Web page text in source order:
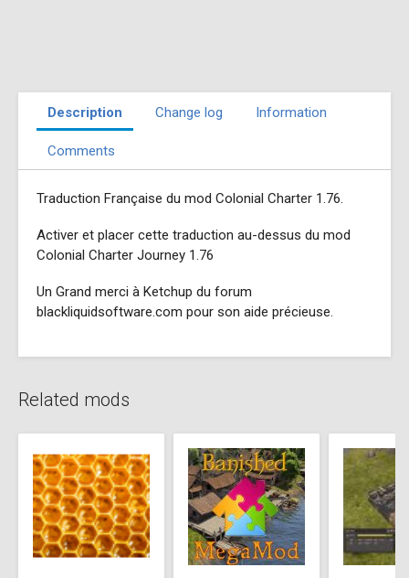
Description Change log Information
Comments
Traduction Française du mod Colonial Charter 1.76.
Activer et placer cette traduction au-dessus du mod
Colonial Charter Journey 1.76
Un Grand merci à Ketchup du forum
blackliquidsoftware.com pour son aide précieuse.
Related mods